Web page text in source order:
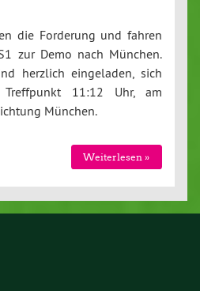
die Forderung und fahren
zur Demo nach München.
herzlich eingeladen, sich
Treffpunkt 11:12 Uhr, am
München.
Weiterlesen »